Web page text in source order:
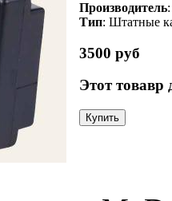
Производитель
Тип: Штатные
3500 руб
Этот товавр